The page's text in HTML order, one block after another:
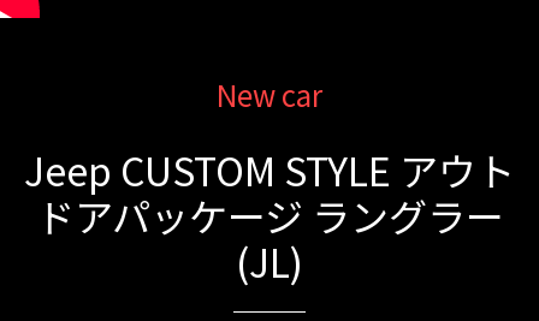
New car
Jeep CUSTOM STYLE アウト
ドアパッケージ ラングラー
(JL)